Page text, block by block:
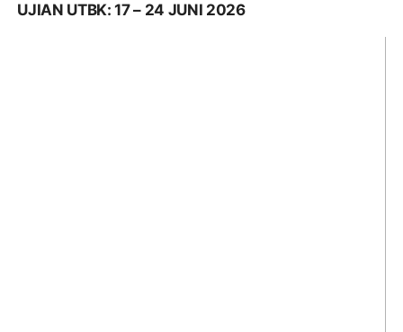
UJIAN UTBK: 17 – 24 JUNI 2026